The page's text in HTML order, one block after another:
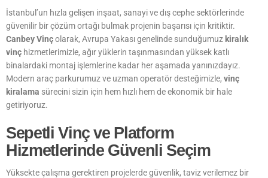
İstanbul’un hızla gelişen inşaat, sanayi ve dış cephe sektörlerinde
güvenilir bir çözüm ortağı bulmak projenin başarısı için kritiktir.
Canbey Vinçolarak, Avrupa Yakası genelinde sunduğumuz kiralık
vinç hizmetlerimizle, ağır yüklerin taşınmasından yüksek katlı
binalardaki montaj işlemlerine kadar her aşamada yanınızdayız.
Modern araç parkurumuz ve uzman operatör desteğimizle, vinç
kiralama sürecini sizin için hem hızlı hem de ekonomik bir hale
getiriyoruz.
Sepetli Vinç ve Platform
Hizmetlerinde Güvenli Seçim
Yüksekte çalışma gerektiren projelerde güvenlik, taviz verilemez bir